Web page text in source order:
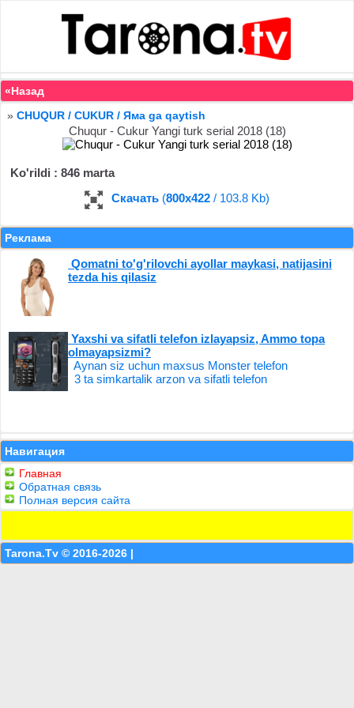
«Назад
» CHUQUR / CUKUR / Яма ga qaytish
Chuqur - Cukur Yangi turk serial 2018 (18)
Ko'rildi : 846 marta
Скачать (800x422 / 103.8 Kb)
Реклама
Qomatni to'g'rilovchi ayollar maykasi, natijasini
tezda his qilasiz
Yaxshi va sifatli telefon izlayapsiz, Ammo topa
olmayapsizmi?
Aynan siz uchun maxsus Monster telefon
3 ta simkartalik arzon va sifatli telefon
Навигация
Главная
Обратная связь
Полная версия сайта
Tarona.Tv © 2016-2026 |